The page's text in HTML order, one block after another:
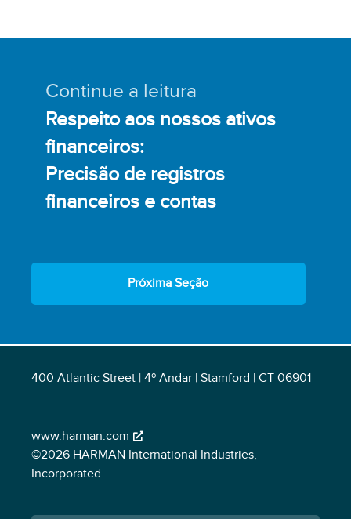
Continue a leitura
Respeito aos nossos ativos
financeiros:
Precisão de registros
financeiros e contas
Próxima Seção
400 Atlantic Street | 4º Andar | Stamford | CT 06901
www.harman.com
©2026 HARMAN International Industries,
Incorporated